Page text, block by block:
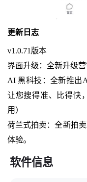
更新日志
v1.0.71版本
界面升级：全新升级
AI 黑科技：全新推出
让您搜得准、比得快
用）
荷兰式拍卖：全新拍
体验。
软件信息